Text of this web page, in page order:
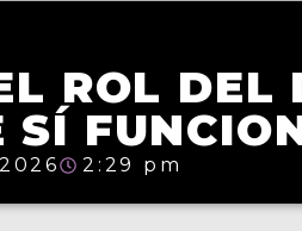
ROL DEL
SÍ
2:29 pm